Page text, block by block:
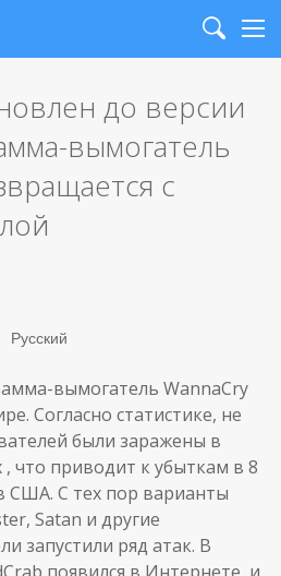
Search
до версии
вымогатель
с
вымогатель WannaCry
Согласно статистике, не
были заражены в
, что приводит к убыткам в 8
США. С тех пор варианты
Satan и другие
запустили ряд атак. В